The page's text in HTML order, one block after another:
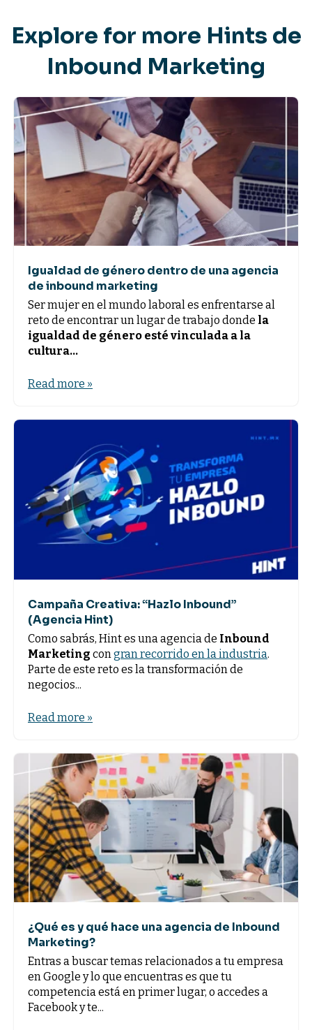
Explore for more Hints de
Inbound Marketing
Igualdad de género dentro de una agencia
de inbound marketing
Ser mujer en el mundo laboral es enfrentarse al
reto de encontrar un lugar de trabajo donde la
igualdad de género esté vinculada a la
cultura...
Read more »
Campaña Creativa: “Hazlo Inbound”
(Agencia Hint)
Como sabrás, Hint es una agencia de Inbound
Marketing con gran recorrido en la industria.
Parte de este reto es la transformación de
negocios...
Read more »
¿Qué es y qué hace una agencia de Inbound
Marketing?
Entras a buscar temas relacionados a tu empresa
en Google y lo que encuentras es que tu
competencia está en primer lugar, o accedes a
Facebook y te...